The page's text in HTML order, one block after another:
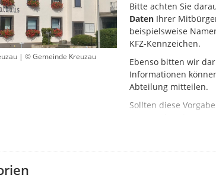
| © Gemeinde Kreuzau
Bitte achten Sie
Daten Ihrer
beispielsweise
KFZ-Kennzeichen.
Ebenso bitten wir
Informationen
Abteilung mitteilen.
Sollten diese